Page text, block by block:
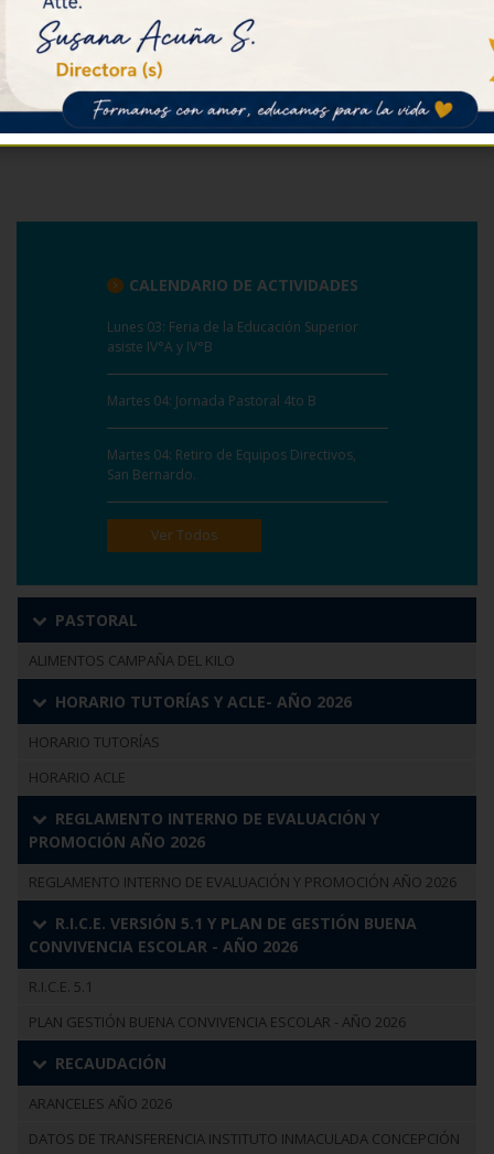
Integrantes: Acuña Sanhueza, Luis Moreno Romero, Gabriel
Cárdenas Carrasco, Marcela Gallegos Garrido, Mario Kairath
Olivera, Sofía Barría Riquelme, Martina Pedrero.
CALENDARIO DE ACTIVIDADES
Lunes 03: Feria de la Educación Superior
asiste IV°A y IV°B
Martes 04: Jornada Pastoral 4to B
Martes 04: Retiro de Equipos Directivos,
San Bernardo.
Ver Todos
PASTORAL
ALIMENTOS CAMPAÑA DEL KILO
HORARIO TUTORÍAS Y ACLE- AÑO 2026
HORARIO TUTORÍAS
HORARIO ACLE
REGLAMENTO INTERNO DE EVALUACIÓN Y
PROMOCIÓN AÑO 2026
REGLAMENTO INTERNO DE EVALUACIÓN Y PROMOCIÓN AÑO 2026
R.I.C.E. VERSIÓN 5.1 Y PLAN DE GESTIÓN BUENA
CONVIVENCIA ESCOLAR - AÑO 2026
R.I.C.E. 5.1
PLAN GESTIÓN BUENA CONVIVENCIA ESCOLAR - AÑO 2026
RECAUDACIÓN
ARANCELES AÑO 2026
DATOS DE TRANSFERENCIA INSTITUTO INMACULADA CONCEPCIÓN